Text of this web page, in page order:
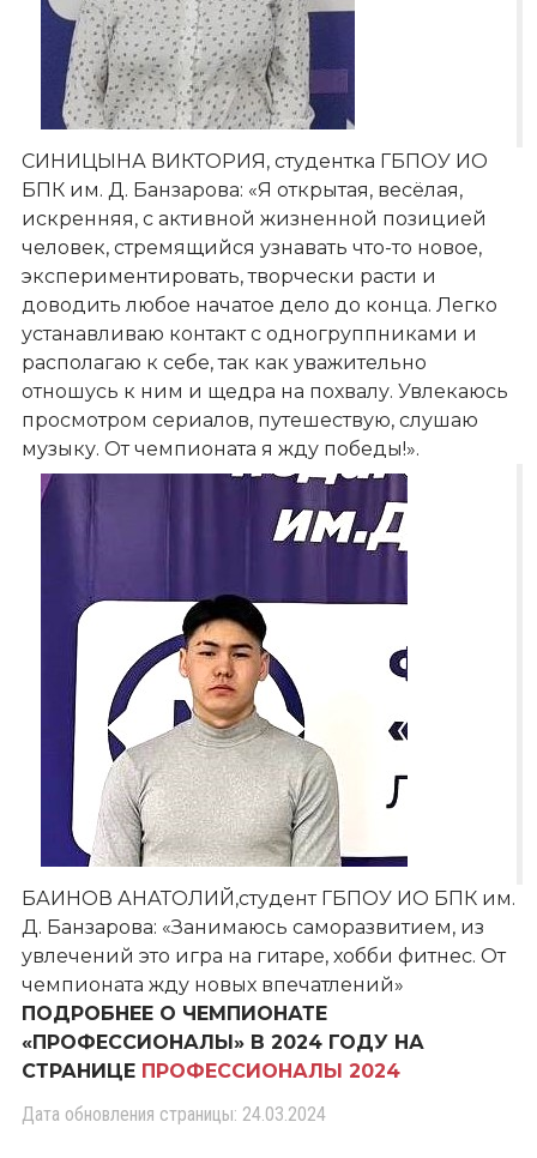
СИНИЦЫНА ВИКТОРИЯ, студентка ГБПОУ ИО
БПК им. Д. Банзарова: «Я открытая, весёлая,
искренняя, с активной жизненной позицией
человек, стремящийся узнавать что-то новое,
экспериментировать, творчески расти и
доводить любое начатое дело до конца. Легко
устанавливаю контакт с одногруппниками и
располагаю к себе, так как уважительно
отношусь к ним и щедра на похвалу. Увлекаюсь
просмотром сериалов, путешествую, слушаю
музыку. От чемпионата я жду победы!».
БАИНОВ АНАТОЛИЙ,студент ГБПОУ ИО БПК им.
Д. Банзарова: «Занимаюсь саморазвитием, из
увлечений это игра на гитаре, хобби фитнес. От
чемпионата жду новых впечатлений»
ПОДРОБНЕЕ О ЧЕМПИОНАТЕ
«ПРОФЕССИОНАЛЫ» В 2024 ГОДУ НА
СТРАНИЦЕ ПРОФЕССИОНАЛЫ 2024
Дата обновления страницы: 24.03.2024